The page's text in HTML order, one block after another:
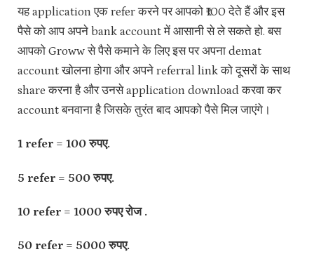
यह application एक refer करने पर आपको ₹100 देते हैं और इस
पैसे को आप अपने bank account में आसानी से ले सकते हो. बस
आपको Groww से पैसे कमाने के लिए इस पर अपना demat
account खोलना होगा और अपने referral link को दूसरों के साथ
share करना है और उनसे application download करवा कर
account बनवाना है जिसके तुरंत बाद आपको पैसे मिल जाएंगे।
1 refer = 100 रुपए.
5 refer = 500 रुपए.
10 refer = 1000 रुपए रोज .
50 refer = 5000 रुपए.